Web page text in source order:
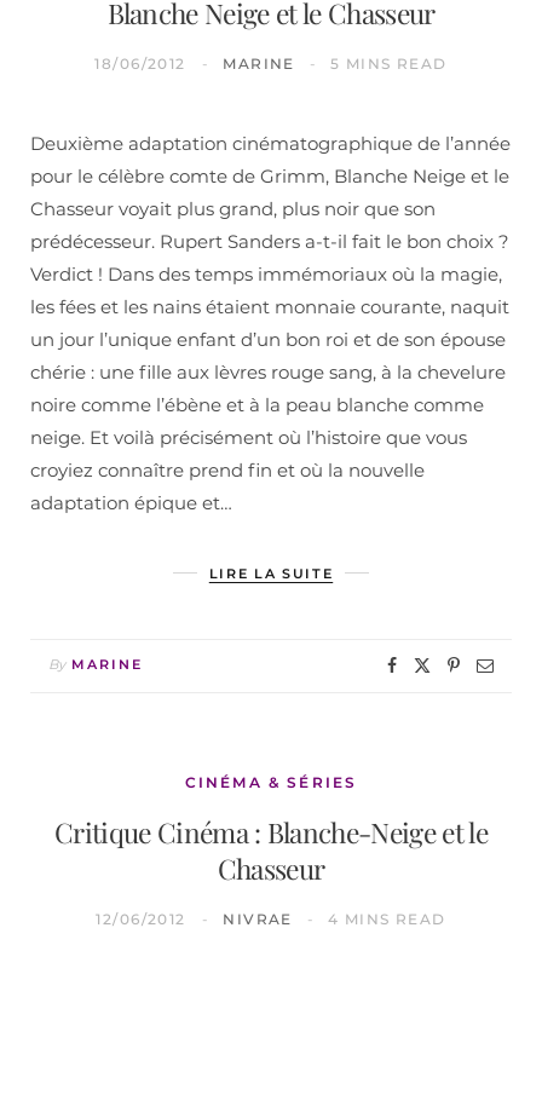
Blanche Neige et le Chasseur
18/06/2012 MARINE 5 MINS READ
Deuxième adaptation cinématographique de l’année
pour le célèbre comte de Grimm, Blanche Neige et le
Chasseur voyait plus grand, plus noir que son
prédécesseur. Rupert Sanders a-t-il fait le bon choix ?
Verdict ! Dans des temps immémoriaux où la magie,
les fées et les nains étaient monnaie courante, naquit
un jour l’unique enfant d’un bon roi et de son épouse
chérie : une fille aux lèvres rouge sang, à la chevelure
noire comme l’ébène et à la peau blanche comme
neige. Et voilà précisément où l’histoire que vous
croyiez connaître prend fin et où la nouvelle
adaptation épique et…
LIRE LA SUITE
By MARINE
CINÉMA & SÉRIES
Critique Cinéma : Blanche-Neige et le
Chasseur
12/06/2012 NIVRAE 4 MINS READ